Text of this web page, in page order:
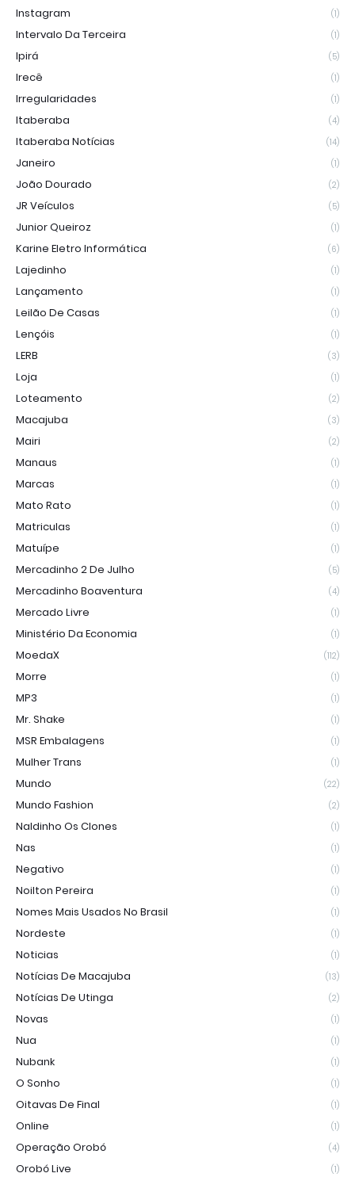
Instagram (1)
Intervalo Da Terceira (1)
Ipirá (5)
Irecê (1)
Irregularidades (1)
Itaberaba (4)
Itaberaba Notícias (14)
Janeiro (1)
João Dourado (2)
JR Veículos (5)
Junior Queiroz (1)
Karine Eletro Informática (6)
Lajedinho (1)
Lançamento (1)
Leilão De Casas (1)
Lençóis (1)
LERB (3)
Loja (1)
Loteamento (2)
Macajuba (3)
Mairi (2)
Manaus (1)
Marcas (1)
Mato Rato (1)
Matriculas (1)
Matuípe (1)
Mercadinho 2 De Julho (5)
Mercadinho Boaventura (4)
Mercado Livre (1)
Ministério Da Economia (1)
MoedaX (112)
Morre (1)
MP3 (1)
Mr. Shake (1)
MSR Embalagens (1)
Mulher Trans (1)
Mundo (22)
Mundo Fashion (2)
Naldinho Os Clones (1)
Nas (1)
Negativo (1)
Noilton Pereira (1)
Nomes Mais Usados No Brasil (1)
Nordeste (1)
Noticias (1)
Notícias De Macajuba (13)
Notícias De Utinga (2)
Novas (1)
Nua (1)
Nubank (1)
O Sonho (1)
Oitavas De Final (1)
Online (1)
Operação Orobó (4)
Orobó Live (1)